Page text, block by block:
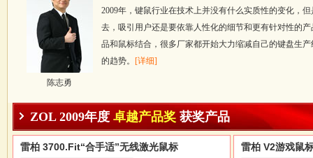
2009年，键鼠行业在技术上并没有什么实质性的变化，
去，吸引用户还是要依靠人性化的细节和更有针对性的
品和鼠标结合，很多厂家都开始大力缩减自己的键盘生
的趋势。
[详细]
陈志勇
ZOL 2009年度 卓越产品奖 获奖产品
雷柏 3700.Fit“合手适”无线激光鼠标 雷柏 V2游戏鼠